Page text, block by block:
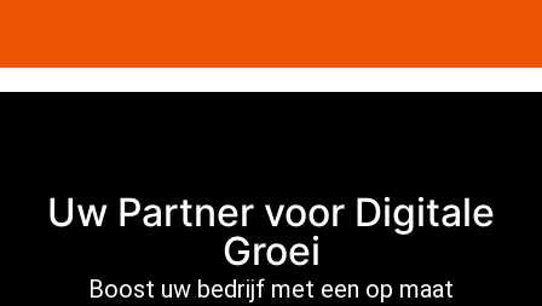
Uw Partner voor Digitale
Groei
Boost uw bedrijf met een op maat